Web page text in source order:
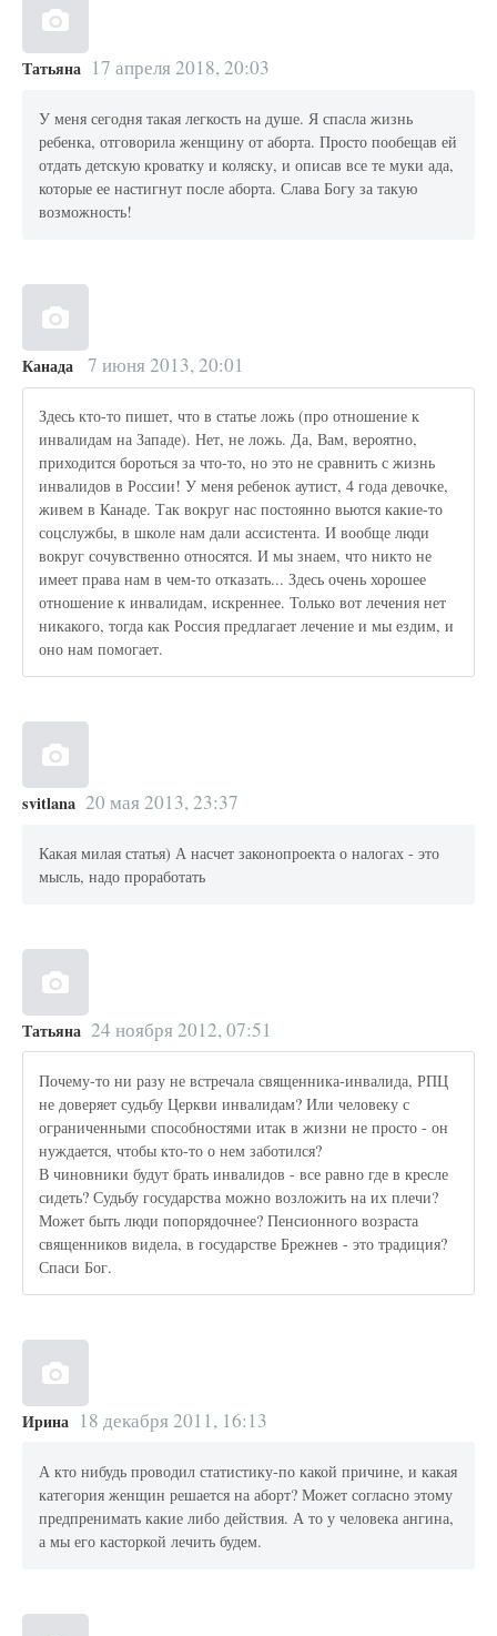
Татьяна 17 апреля 2018, 20:03
У меня сегодня такая легкость на душе. Я спасла жизнь
ребенка, отговорила женщину от аборта. Просто пообещав ей
отдать детскую кроватку и коляску, и описав все те муки ада,
которые ее настигнут после аборта. Слава Богу за такую
возможность!
Канада 7 июня 2013, 20:01
Здесь кто-то пишет, что в статье ложь (про отношение к
инвалидам на Западе). Нет, не ложь. Да, Вам, вероятно,
приходится бороться за что-то, но это не сравнить с жизнь
инвалидов в России! У меня ребенок аутист, 4 года девочке,
живем в Канаде. Так вокруг нас постоянно вьются какие-то
соцслужбы, в школе нам дали ассистента. И вообще люди
вокруг сочувственно относятся. И мы знаем, что никто не
имеет права нам в чем-то отказать... Здесь очень хорошее
отношение к инвалидам, искреннее. Только вот лечения нет
никакого, тогда как Россия предлагает лечение и мы ездим, и
оно нам помогает.
svitlana 20 мая 2013, 23:37
Какая милая статья) А насчет законопроекта о налогах - это
мысль, надо проработать
Татьяна 24 ноября 2012, 07:51
Почему-то ни разу не встречала священника-инвалида, РПЦ
не доверяет судьбу Церкви инвалидам? Или человеку с
ограниченными способностями итак в жизни не просто - он
нуждается, чтобы кто-то о нем заботился?
В чиновники будут брать инвалидов - все равно где в кресле
сидеть? Судьбу государства можно возложить на их плечи?
Может быть люди попорядочнее? Пенсионного возраста
священников видела, в государстве Брежнев - это традиция?
Спаси Бог.
Ирина 18 декабря 2011, 16:13
А кто нибудь проводил статистику-по какой причине, и какая
категория женщин решается на аборт? Может согласно этому
предпренимать какие либо действия. А то у человека ангина,
а мы его касторкой лечить будем.